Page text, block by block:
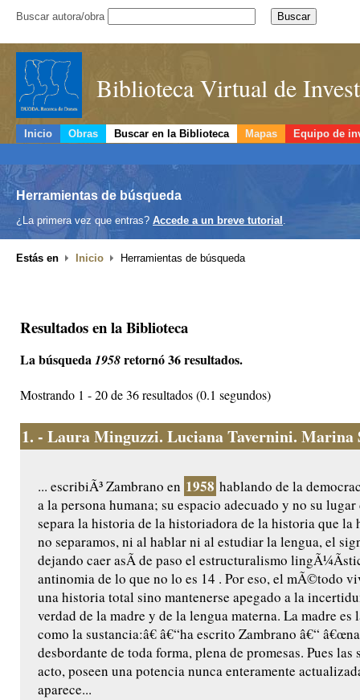
Buscar autora/obra
Biblioteca Virtual de
Inicio Obras Buscar en la Biblioteca Mapas Equipo de
Herramientas de búsqueda
¿La primera vez que entras? Accede a un breve tutorial .
Estás en Inicio Herramientas de búsqueda
Resultados en la Biblioteca
La búsqueda1958retornó 36 resultados.
Mostrando 1 - 20 de 36 resultados (0.1 segundos)
1. - Laura Minguzzi. Luciana Tavernini. Marina
... escribiÃ³ Zambrano en 1958 hablando de la
a la persona humana; su espacio adecuado y no su
separa la historia de la historiadora de la historia que la
no separamos, ni al hablar ni al estudiar la lengua, el
dejando caer asÃ­ de paso el estructuralismo
antinomia de lo que no lo es 14 . Por eso, el mÃ©todo
una historia total sino mantenerse apegado a la
verdad de la madre y de la lengua materna. La madre
como la sustancia:â€ â€“ha escrito Zambrano â€“
desbordante de toda forma, plena de promesas. Pues
acto, poseen una potencia nunca enteramente
aparece...